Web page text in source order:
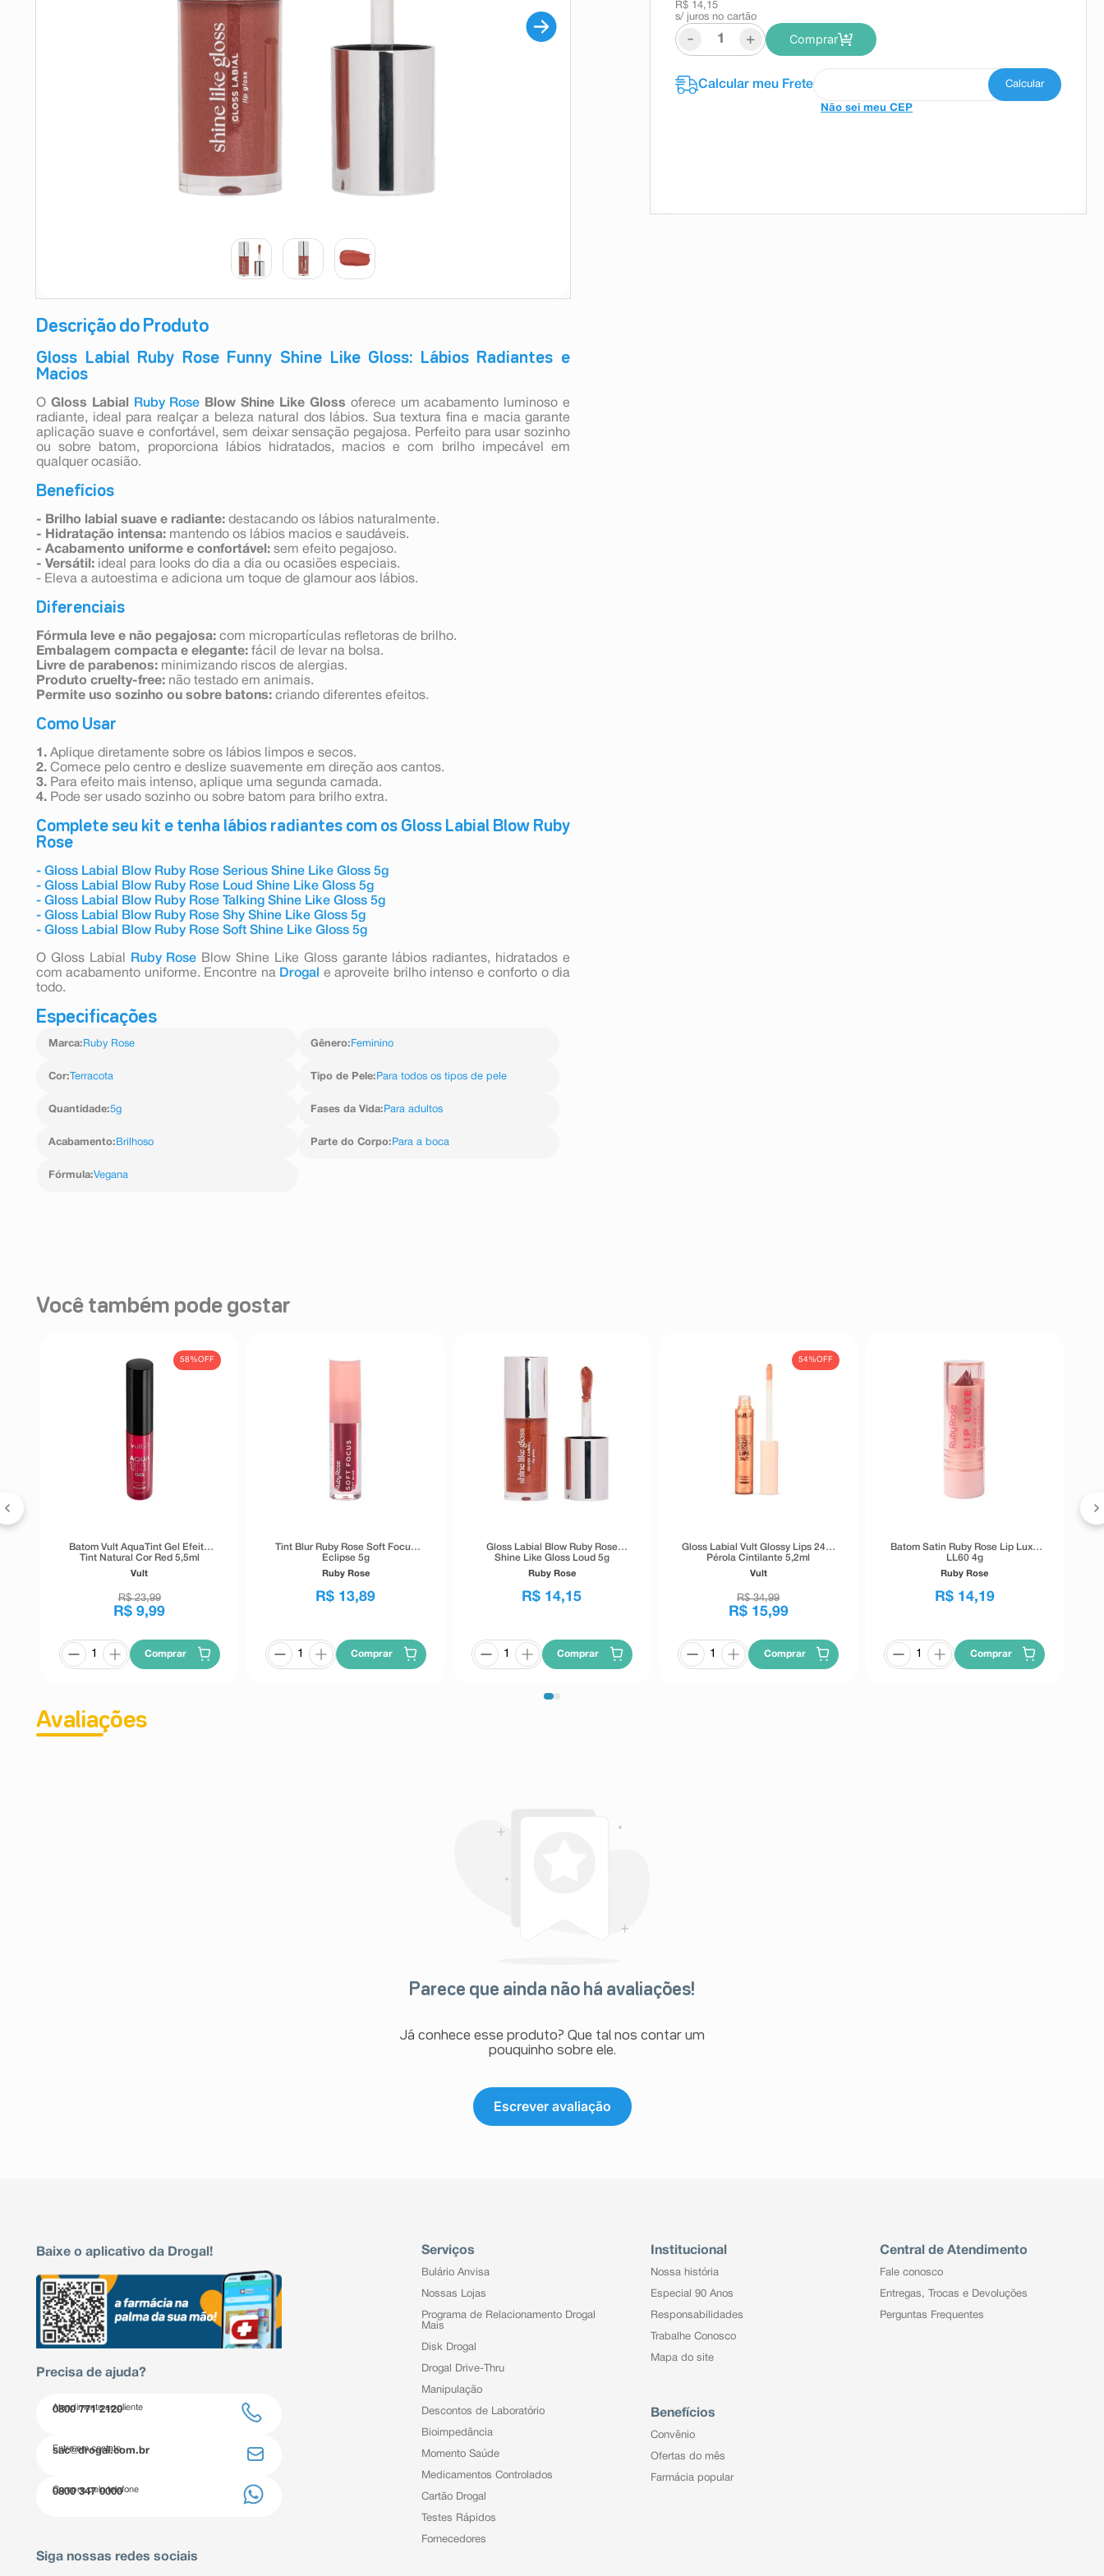
Descrição do Produto
Gloss Labial Ruby Rose Funny Shine Like Gloss: Lábios Radiantes e
Macios
O Gloss Labial Ruby Rose Blow Shine Like Gloss oferece um acabamento luminoso e
radiante, ideal para realçar a beleza natural dos lábios. Sua textura fina e macia garante
aplicação suave e confortável, sem deixar sensação pegajosa. Perfeito para usar sozinho
ou sobre batom, proporciona lábios hidratados, macios e com brilho impecável em
qualquer ocasião.
Benefícios
- Brilho labial suave e radiante: destacando os lábios naturalmente.
- Hidratação intensa: mantendo os lábios macios e saudáveis.
- Acabamento uniforme e confortável: sem efeito pegajoso.
- Versátil: ideal para looks do dia a dia ou ocasiões especiais.
- Eleva a autoestima e adiciona um toque de glamour aos lábios.
Diferenciais
Fórmula leve e não pegajosa: com micropartículas refletoras de brilho.
Embalagem compacta e elegante: fácil de levar na bolsa.
Livre de parabenos: minimizando riscos de alergias.
Produto cruelty-free: não testado em animais.
Permite uso sozinho ou sobre batons: criando diferentes efeitos.
Como Usar
1. Aplique diretamente sobre os lábios limpos e secos.
2. Comece pelo centro e deslize suavemente em direção aos cantos.
3. Para efeito mais intenso, aplique uma segunda camada.
4. Pode ser usado sozinho ou sobre batom para brilho extra.
Complete seu kit e tenha lábios radiantes com os Gloss Labial Blow Ruby
Rose
- Gloss Labial Blow Ruby Rose Serious Shine Like Gloss 5g
- Gloss Labial Blow Ruby Rose Loud Shine Like Gloss 5g
- Gloss Labial Blow Ruby Rose Talking Shine Like Gloss 5g
- Gloss Labial Blow Ruby Rose Shy Shine Like Gloss 5g
- Gloss Labial Blow Ruby Rose Soft Shine Like Gloss 5g
O Gloss Labial Ruby Rose Blow Shine Like Gloss garante lábios radiantes, hidratados e
com acabamento uniforme. Encontre na Drogal
e aproveite brilho intenso e conforto o dia
todo.
Especificações
Marca: Ruby Rose Gênero: Feminino
Cor: Terracota Tipo de Pele: Para todos os tipos de pele
Quantidade:5g Fases da Vida: Para adultos
Acabamento: Brilhoso Parte do Corpo: Para a boca
Fórmula:Vegana
R$ 14,15
s/ juros no cartão
- + Comprar
Não sei meu CEP
Você também pode gostar
58%OFF
Batom Vult AquaTint Gel Efeito
Tint Natural Cor Red 5,5ml
Vult
R$ 23,99
R$ 9,99
Comprar
Tint Blur Ruby Rose Soft Focus
Eclipse 5g
Ruby Rose
R$ 13,89
Comprar
Gloss Labial Blow Ruby Rose
Shine Like Gloss Loud 5g
Ruby Rose
R$ 14,15
Comprar
54%OFF
Gloss Labial Vult Glossy Lips 24/7
Pérola Cintilante 5,2ml
Vult
R$ 34,99
R$ 15,99
Comprar
Batom Satin Ruby Rose Lip Luxe
LL60 4g
Ruby Rose
R$ 14,19
Comprar
Avaliações
Parece que ainda não há avaliações!
Já conhece esse produto? Que tal nos contar um
pouquinho sobre ele.
Escrever avaliação
Baixe o aplicativo da Drogal!
Precisa de ajuda?
Atendimento ao cliente
0800 771 2120
Entre em contato
sac@drogal.com.br
Compre pelo telefone
0800 347 0000
Siga nossas redes sociais
Serviços
Bulário Anvisa
Nossas Lojas
Programa de Relacionamento Drogal
Mais
Disk Drogal
Drogal Drive-Thru
Manipulação
Descontos de Laboratório
Bioimpedância
Momento Saúde
Medicamentos Controlados
Cartão Drogal
Testes Rápidos
Fornecedores
Institucional
Nossa história
Especial 90 Anos
Responsabilidades
Trabalhe Conosco
Mapa do site
Benefícios
Convênio
Ofertas do mês
Farmácia popular
Central de Atendimento
Fale conosco
Entregas, Trocas e Devoluções
Perguntas Frequentes
9º absorvente
10 ºshampoo